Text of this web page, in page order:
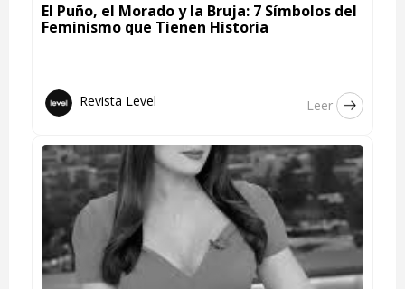
El Puño, el Morado y la Bruja: 7 Símbolos del
Feminismo que Tienen Historia
Revista Level Leer